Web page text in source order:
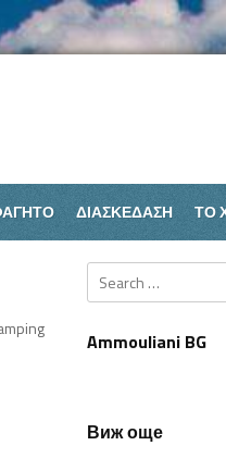
ΔΙΑΣΚΕΔΑΣΗ ΤΟ
Search
Ammouliani BG
Виж още